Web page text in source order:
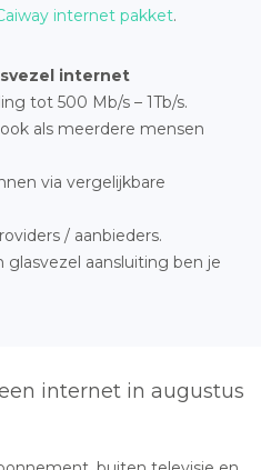
internet pakket.
internet
tot 500 Mb/s – 1Tb/s.
als meerdere mensen
via vergelijkbare
/ aanbieders.
aansluiting ben je
internet in augustus